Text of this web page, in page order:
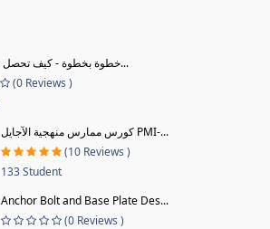
خطوة بخطوة - كيف تحصل علي وظيف...
(0 Reviews )
كورس ممارس منهجية الآجايل PMI-...
(10 Reviews )
133 Student
Anchor Bolt and Base Plate Des...
(0 Reviews )